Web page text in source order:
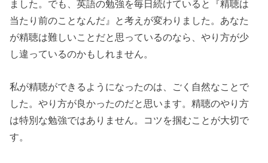
ました。でも、英語の勉強を毎日続けていると『精聴は
当たり前のことなんだ』と考えが変わりました。あなた
が精聴は難しいことだと思っているのなら、やり方が少
し違っているのかもしれません。
私が精聴ができるようになったのは、ごく自然なことで
した。やり方が良かったのだと思います。精聴のやり方
は特別な勉強ではありません。コツを掴むことが大切で
す。